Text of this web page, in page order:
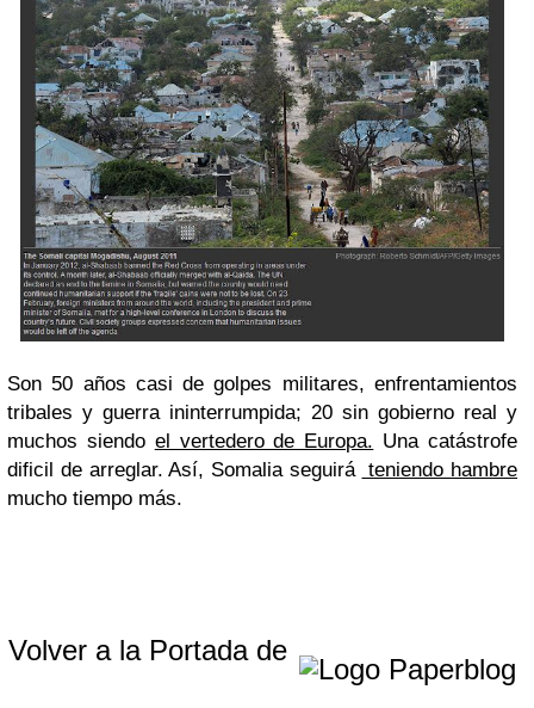
Son 50 años casi de golpes militares, enfrentamientos
tribales y guerra ininterrumpida; 20 sin gobierno real y
muchos siendo el vertedero de Europa. Una catástrofe
dificil de arreglar. Así, Somalia seguirá teniendo hambre
mucho tiempo más.
Volver a la Portada de